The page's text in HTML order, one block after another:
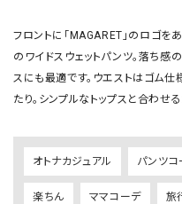
フロントに「MAGARET」のロゴを
のワイドスウェットパンツ。落ち感
スにも最適です。ウエストはゴム仕
オトナカジュアル パンツコ
楽ちん ママコーデ 旅